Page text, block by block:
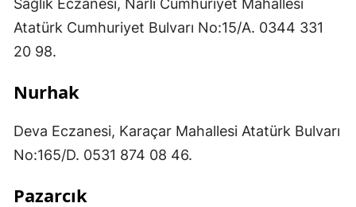
Sağlık Eczanesi, Narlı Cumhuriyet Mahallesi
Atatürk Cumhuriyet Bulvarı No:15/A. 0344 331
20 98.
Nurhak
Deva Eczanesi, Karaçar Mahallesi Atatürk Bulvarı
No:165/D. 0531 874 08 46.
Pazarcık